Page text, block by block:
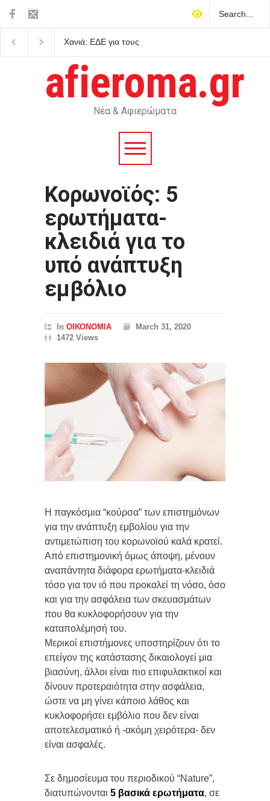
Χανιά: ΕΔΕ για τους
– Βρέθηκε νεκρή μετά από
ημέρες
afieroma.gr
Νέα & Αφιερώματα
Κορωνοϊός: 5
ερωτήματα-
κλειδιά για το
υπό ανάπτυξη
εμβόλιο
In ΟΙΚΟΝΟΜΙΑ
March 31, 2020
1472 Views
Η παγκόσμια “κούρσα” των επιστημόνων
για την ανάπτυξη εμβολίου για την
αντιμετώπιση του κορωνοϊού καλά κρατεί.
Από επιστημονική όμως άποψη, μένουν
αναπάντητα διάφορα ερωτήματα-κλειδιά
τόσο για τον ιό που προκαλεί τη νόσο, όσο
και για την ασφάλεια των σκευασμάτων
που θα κυκλοφορήσουν για την
καταπολέμησή του.
Μερικοί επιστήμονες υποστηρίζουν ότι το
επείγον της κατάστασης δικαιολογεί μια
βιασύνη, άλλοι είναι πιο επιφυλακτικοί και
δίνουν προτεραιότητα στην ασφάλεια,
ώστε να μη γίνει κάποιο λάθος και
κυκλοφορήσει εμβόλιο που δεν είναι
αποτελεσματικό ή -ακόμη χειρότερα- δεν
είναι ασφαλές.
Σε δημοσίευμα του περιοδικού “Nature”,
διατυπώνονται 5 βασικά ερωτήματα, σε